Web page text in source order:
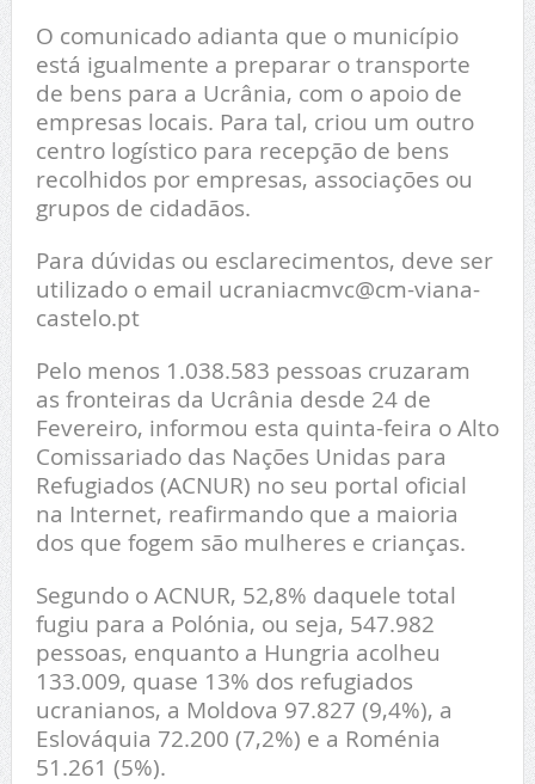
O comunicado adianta que o município
está igualmente a preparar o transporte
de bens para a Ucrânia, com o apoio de
empresas locais. Para tal, criou um outro
centro logístico para recepção de bens
recolhidos por empresas, associações ou
grupos de cidadãos.
Para dúvidas ou esclarecimentos, deve ser
utilizado o email ucraniacmvc@cm-viana-
castelo.pt
Pelo menos 1.038.583 pessoas cruzaram
as fronteiras da Ucrânia desde 24 de
Fevereiro, informou esta quinta-feira o Alto
Comissariado das Nações Unidas para
Refugiados (ACNUR) no seu portal oficial
na Internet, reafirmando que a maioria
dos que fogem são mulheres e crianças.
Segundo o ACNUR, 52,8% daquele total
fugiu para a Polónia, ou seja, 547.982
pessoas, enquanto a Hungria acolheu
133.009, quase 13% dos refugiados
ucranianos, a Moldova 97.827 (9,4%), a
Eslováquia 72.200 (7,2%) e a Roménia
51.261 (5%).